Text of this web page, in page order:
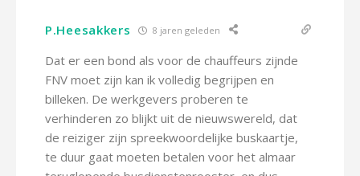
P.Heesakkers 8 jaren geleden
Dat er een bond als voor de chauffeurs zijnde
FNV moet zijn kan ik volledig begrijpen en
billeken. De werkgevers proberen te
verhinderen zo blijkt uit de nieuwswereld, dat
de reiziger zijn spreekwoordelijke buskaartje,
te duur gaat moeten betalen voor het almaar